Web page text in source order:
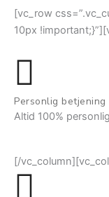
[vc_row
10px
Personlig betjening
Altid 100%
[/